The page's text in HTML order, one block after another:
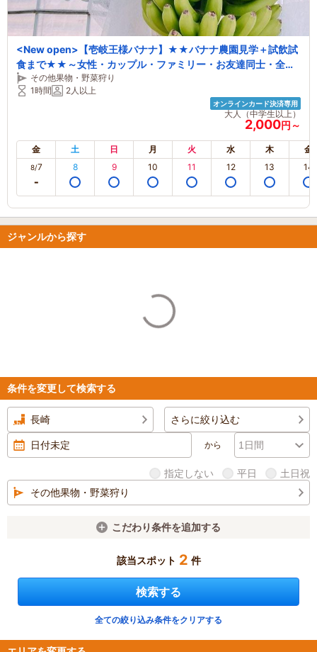
<New open>【壱岐王様バナナ】★★バナナ農園見学＋試飲試
食まで★★～女性・カップル・ファミリー・お友達同士・全て
の方におすすめ～
その他果物・野菜狩り
1時間
2人以上
オンラインカード決済専用
大人（中学生以上）
2,000円～
金 土 日 月 火 水 木 金
8/7 8 9 10 11 12 13 14
ジャンルから探す
条件を変更して検索する
長崎 さらに絞り込む
から
指定しない 平日 土日祝
その他果物・野菜狩り
こだわり条件を追加する
該当スポット 2 件
検索する
全ての絞り込み条件をクリアする